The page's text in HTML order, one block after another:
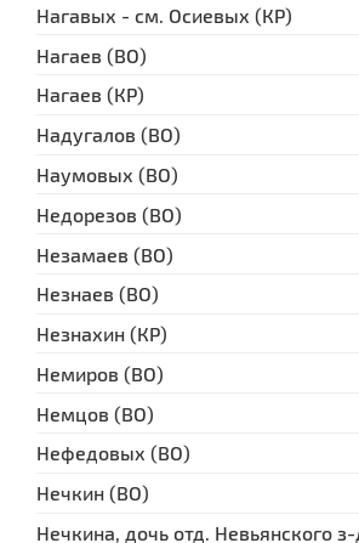
Нагавых - см. Осиевых (КР)
Нагаев (ВО)
Нагаев (КР)
Надугалов (ВО)
Наумовых (ВО)
Недорезов (ВО)
Незамаев (ВО)
Незнаев (ВО)
Незнахин (КР)
Немиров (ВО)
Немцов (ВО)
Нефедовых (ВО)
Нечкин (ВО)
Нечкина, дочь отд. Невьянского